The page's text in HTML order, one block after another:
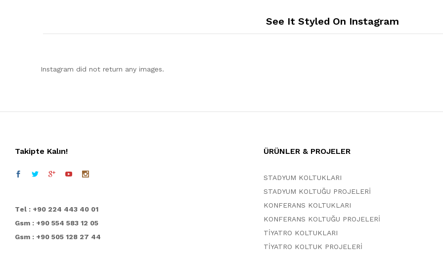
See It Styled On Instagram
Instagram did not return any images.
Takipte Kalın!
Tel : +90 224 443 40 01
Gsm : +90 554 583 12 05
Gsm : +90 505 128 27 44
ÜRÜNLER & PROJELER
STADYUM KOLTUKLARI
STADYUM KOLTUĞU PROJELERİ
KONFERANS KOLTUKLARI
KONFERANS KOLTUĞU PROJELERİ
TİYATRO KOLTUKLARI
TİYATRO KOLTUK PROJELERİ